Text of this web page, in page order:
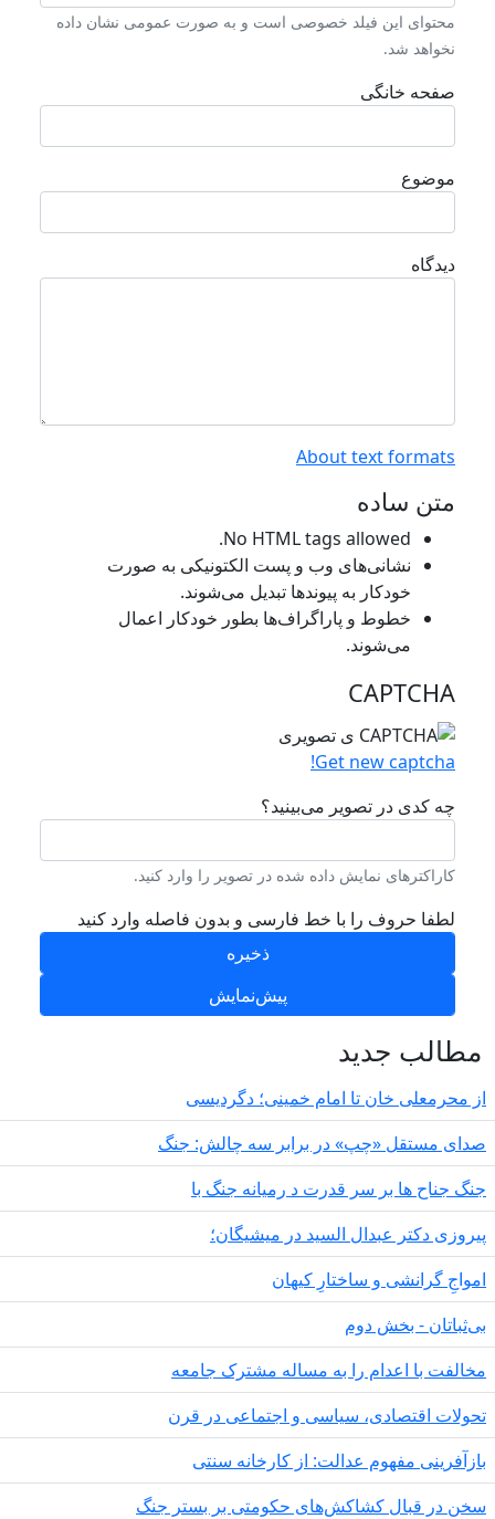
محتوای این فیلد خصوصی است و به صورت عمومی نشان داده
نخواهد شد.
صفحه خانگی
موضوع
دیدگاه
About text formats
متن ساده
No HTML tags allowed.
نشانی‌های وب و پست الکتونیکی به صورت
خودکار به پیوند‌ها تبدیل می‌شوند.
خطوط و پاراگراف‌ها بطور خودکار اعمال
می‌شوند.
CAPTCHA
Get new captcha!
چه کدی در تصویر می‌بینید؟
کاراکترهای نمایش داده شده در تصویر را وارد کنید.
لطفا حروف را با خط فارسی و بدون فاصله وارد کنید
جدید
محرمعلی خان تا امام خمینی؛ دگردیسی
مستقل «چپ» در برابر سه چالش: جنگ
جناح ها بر سر قدرت د رمیانە جنگ با
دکتر عبدال السید در میشیگان؛
گرانشی و ساختارِ کیهان
- بخش دوم
با اعدام را به مساله مشترک جامعه
اقتصادی، سیاسی و اجتماعی در قرن
مفهوم عدالت: از کارخانه سنتی
در قبال کشاکش‌های حکومتی بر بستر جنگ